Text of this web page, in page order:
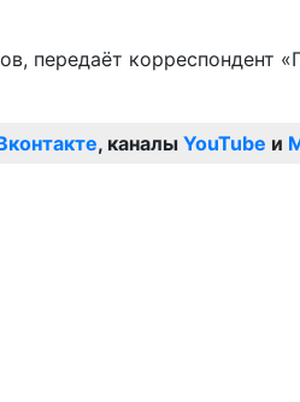
передаёт корреспондент
, каналы YouTube и